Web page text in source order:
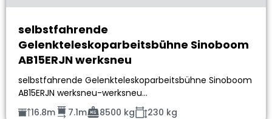
selbstfahrende
Gelenkteleskoparbeitsbühne Sinoboom
AB15ERJN werksneu
selbstfahrende Gelenkteleskoparbeitsbühne Sinoboom
AB15ERJN werksneu-werksneu…
16.8m
7.1m 8500 kg 230 kg